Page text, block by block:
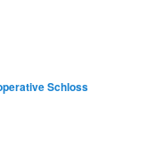
Schloss